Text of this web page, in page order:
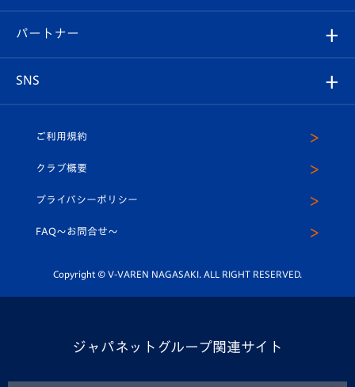
メディア
ホームタウン
マスコット紹介
平和祈念活動
ホームタウン活動
ヴィヴィくんの長崎おもてなしガイド
スタジアムグルメ
V-LOVERS（ファンクラブ）
プレイヤーズスイート
店舗情報
育成からのお知らせ
U-18
スクール
パートナー
SNS
ヴィヴィくんインスタグラム
公式LINE＠
ご利用規約
クラブ概要
プライバシーポリシー
FAQ〜お問合せ〜
Copyright © V-VAREN NAGASAKI. ALL RIGHT RESERVED.
ジャパネットグループ関連サイト